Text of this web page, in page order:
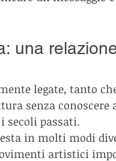
una
legate, tanto
senza conoscere
secoli passati.
in molti modi
artistici